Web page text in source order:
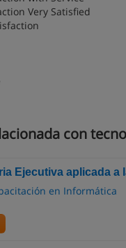
Very Satisfied
con
Ejecutiva aplicada
en Informática